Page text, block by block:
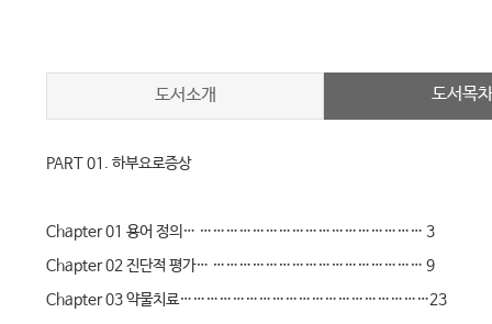
도서소개 도서목차
PART 01. 하부요로증상
Chapter 01 용어 정의… …………………………………………… 3
Chapter 02 진단적 평가… ………………………………………… 9
Chapter 03 약물치료…………………………………………………23